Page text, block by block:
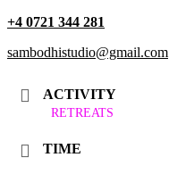
+4 0721 344 281
sambodhistudio@gmail.com
ACTIVITY
RETREATS
TIME